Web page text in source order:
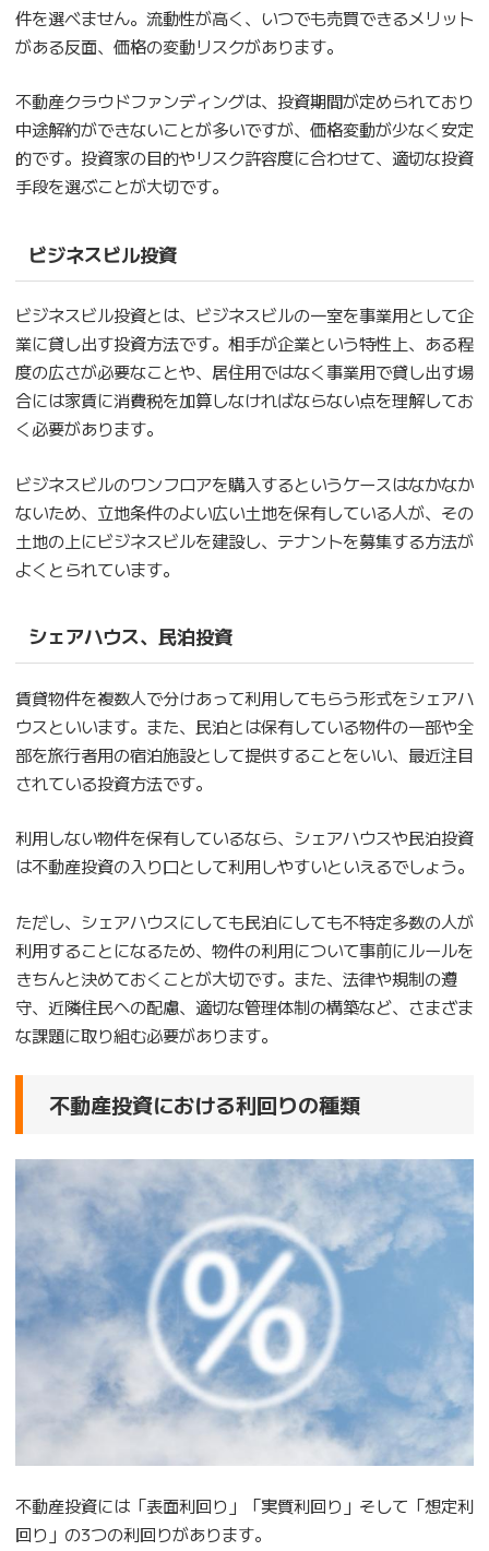
件を選べません。流動性が高く、いつでも売買できるメリット
がある反面、価格の変動リスクがあります。
不動産クラウドファンディングは、投資期間が定められており
中途解約ができないことが多いですが、価格変動が少なく安定
的です。投資家の目的やリスク許容度に合わせて、適切な投資
手段を選ぶことが大切です。
ビジネスビル投資
ビジネスビル投資とは、ビジネスビルの一室を事業用として企
業に貸し出す投資方法です。相手が企業という特性上、ある程
度の広さが必要なことや、居住用ではなく事業用で貸し出す場
合には家賃に消費税を加算しなければならない点を理解してお
く必要があります。
ビジネスビルのワンフロアを購入するというケースはなかなか
ないため、立地条件のよい広い土地を保有している人が、その
土地の上にビジネスビルを建設し、テナントを募集する方法が
よくとられています。
シェアハウス、民泊投資
賃貸物件を複数人で分けあって利用してもらう形式をシェアハ
ウスといいます。また、民泊とは保有している物件の一部や全
部を旅行者用の宿泊施設として提供することをいい、最近注目
されている投資方法です。
利用しない物件を保有しているなら、シェアハウスや民泊投資
は不動産投資の入り口として利用しやすいといえるでしょう。
ただし、シェアハウスにしても民泊にしても不特定多数の人が
利用することになるため、物件の利用について事前にルールを
きちんと決めておくことが大切です。また、法律や規制の遵
守、近隣住民への配慮、適切な管理体制の構築など、さまざま
な課題に取り組む必要があります。
不動産投資における利回りの種類
不動産投資には「表面利回り」「実質利回り」そして「想定利
回り」の3つの利回りがあります。